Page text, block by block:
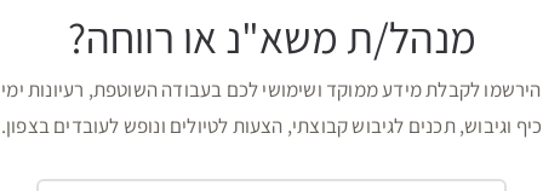
מנהל/ת משא"נ או רווחה?
הירשמו לקבלת מידע ממוקד ושימושי לכם בעבודה השוטפת, רעיונות ימי
כיף וגיבוש, תכנים לגיבוש קבוצתי, הצעות לטיולים ונופש לעובדים בצפון.